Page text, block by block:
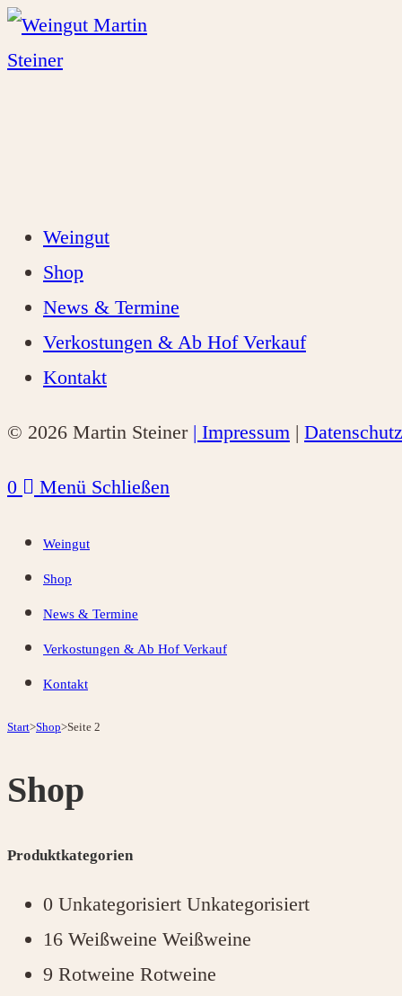
Zum
Inhalt
Weingut
Shop
News & Termine
Verkostungen & Ab Hof Verkauf
Kontakt
© 2026 Martin Steiner | Impressum | Datenschutz
0 Menü Schließen
Weingut
Shop
News & Termine
Verkostungen & Ab Hof Verkauf
Kontakt
Start>Shop>Seite 2
Shop
Produktkategorien
0 Unkategorisiert Unkategorisiert
16 Weißweine Weißweine
9 Rotweine Rotweine